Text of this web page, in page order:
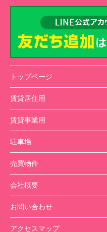
トップページ
賃貸居住用
賃貸事業用
駐車場
売買物件
会社概要
お問い合わせ
アクセスマップ